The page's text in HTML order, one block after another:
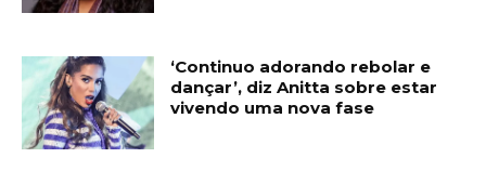
‘Continuo adorando rebolar e
dançar’, diz Anitta sobre estar
vivendo uma nova fase